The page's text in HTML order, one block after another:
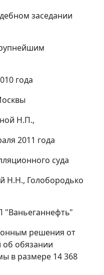
заседании
года
Н.П.,
2011 года
суда
Н.Н., Голобородько
"Ваньеганнефть"
решения от
об обязании
в размере 14 368